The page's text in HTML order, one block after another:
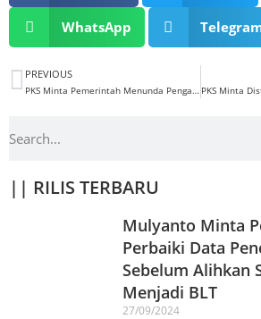
WhatsApp
PREVIOUS
PKS Minta Pemerintah Menunda Pengadaan Kendaraan Listrik Untuk Pejabat
|| RILIS TERBARU
Mulyanto Minta
Perbaiki Data
Sebelum Alihkan
Menjadi BLT
27/09/2024